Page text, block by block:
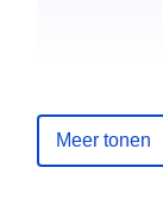
Talen:
Meer tonen